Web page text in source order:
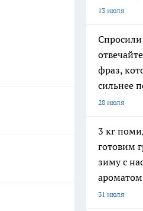
13 июля
Спросили
фраз,
сильнее
28 июля
3 кг
готовим
зиму с
31 июля